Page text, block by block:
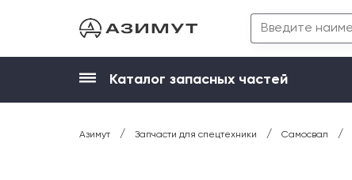
Каталог запасных частей
Азимут / Запчасти для спецтехники / Самосвал /